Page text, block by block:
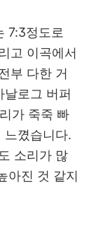
7:3정도로
고 이곡에서
부 다한 거
날로그 버퍼
가 죽죽 빠
느꼈습니다.
소리가 많
아진 것 같지